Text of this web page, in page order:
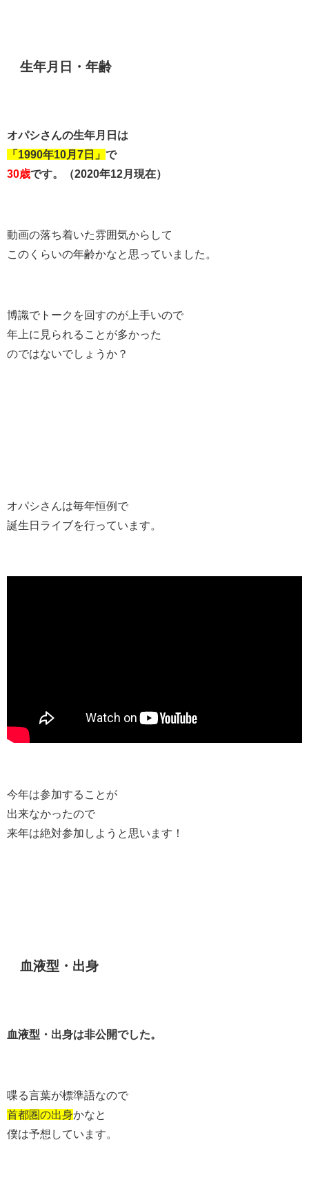
生年月日・年齢
オパシさんの生年月日は
「1990年10月7日」 で
30歳です。（2020年12月現在）
動画の落ち着いた雰囲気からして
このくらいの年齢かなと思っていました。
博識でトークを回すのが上手いので
年上に見られることが多かった
のではないでしょうか？
オパシさんは毎年恒例で
誕生日ライブを行っています。
今年は参加することが
出来なかったので
来年は絶対参加しようと思います！
血液型・出身
血液型・出身は非公開でした。
喋る言葉が標準語なので
首都圏の出身かなと
僕は予想しています。